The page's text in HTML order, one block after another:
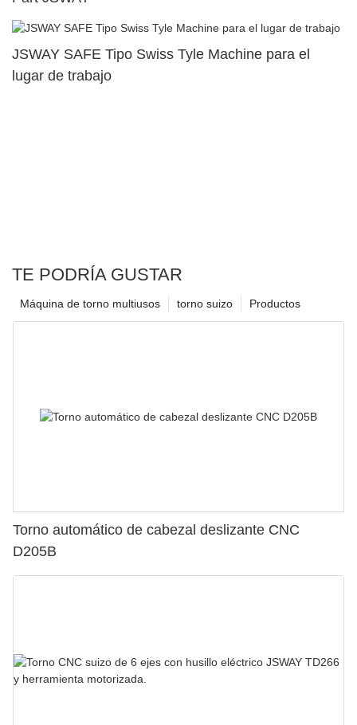
JSWAY SAFE Tipo Swiss Tyle Machine para el
lugar de trabajo
TE PODRÍA GUSTAR
Productos
torno suizo
Máquina de torno multiusos
Torno automático de cabezal deslizante CNC
D205B